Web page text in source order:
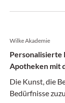
Wilke Akademie
Personalisierte
Apotheken mit
Ansätze zur
Die Kunst, die
Bedürfnisse